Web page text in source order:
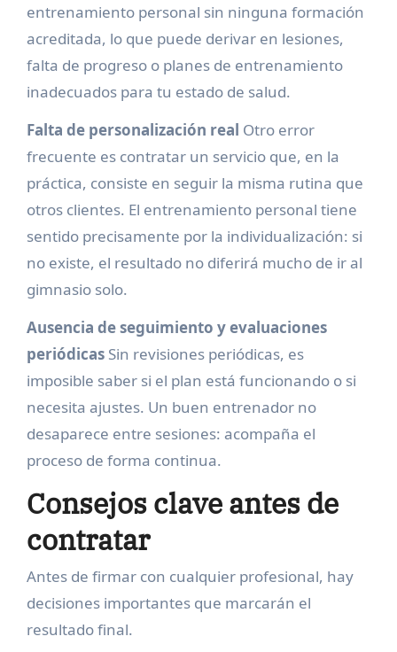
entrenamiento personal sin ninguna formación
acreditada, lo que puede derivar en lesiones,
falta de progreso o planes de entrenamiento
inadecuados para tu estado de salud.
Falta de personalización real Otro error
frecuente es contratar un servicio que, en la
práctica, consiste en seguir la misma rutina que
otros clientes. El entrenamiento personal tiene
sentido precisamente por la individualización: si
no existe, el resultado no diferirá mucho de ir al
gimnasio solo.
Ausencia de seguimiento y evaluaciones
periódicasSin revisiones periódicas, es
imposible saber si el plan está funcionando o si
necesita ajustes. Un buen entrenador no
desaparece entre sesiones: acompaña el
proceso de forma continua.
Consejos clave antes de
contratar
Antes de firmar con cualquier profesional, hay
decisiones importantes que marcarán el
resultado final.